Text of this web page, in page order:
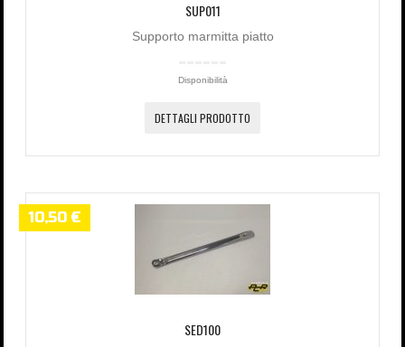
SUP011
Supporto marmitta piatto
Disponibilità
DETTAGLI PRODOTTO
10,50 €
SED100